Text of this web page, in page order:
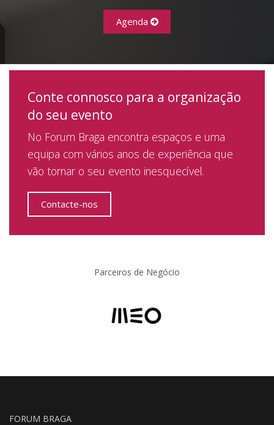
Agenda
Conte connosco para a organização
do seu evento
No Forum Braga encontra espaços e uma
equipa com vários anos de experiência que
vão tornar o seu evento inesquecível.
Contacte-nos
Parceiros de Negócio
FORUM BRAGA